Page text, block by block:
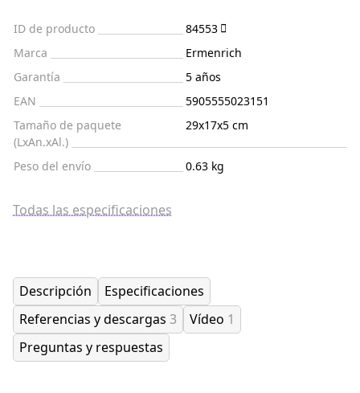
ID de producto
84553
Marca
Ermenrich
Garantía
5 años
EAN
5905555023151
Tamaño de paquete
(LxAn.xAl.)
29x17x5 cm
Peso del envío 0.63 kg
Todas las especificaciones
Descripción
Especificaciones
Referencias y descargas 3 Vídeo 1
Preguntas y respuestas